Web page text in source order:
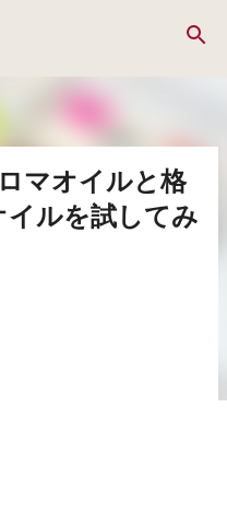
ンテンツに移動
マオイルと格
ルを試してみ